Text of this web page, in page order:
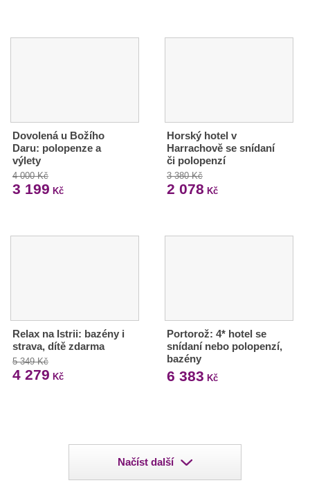
Dovolená u Božího
Daru: polopenze a
výlety
4 000 Kč
3 199 Kč
Horský hotel v
Harrachově se snídaní
či polopenzí
3 380 Kč
2 078 Kč
Relax na Istrii: bazény i
strava, dítě zdarma
5 349 Kč
4 279 Kč
Portorož: 4* hotel se
snídaní nebo polopenzí,
bazény
6 383 Kč
Načíst další